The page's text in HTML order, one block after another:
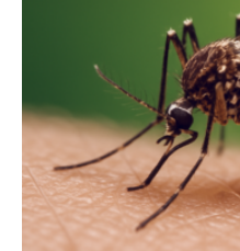
Grünalgen, die vor
lebten. Unter den
die noch heute in der
Süßwasseralge
dieser Gruppe bilden aus
mit scheibenförmiger
nächsten…